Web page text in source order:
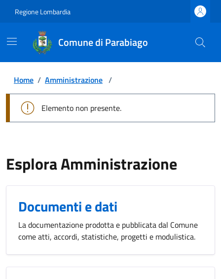
Regione Lombardia
Comune di Parabiago
Home / Amministrazione /
Elemento non presente.
Esplora Amministrazione
Documenti e dati
La documentazione prodotta e pubblicata dal Comune
come atti, accordi, statistiche, progetti e modulistica.